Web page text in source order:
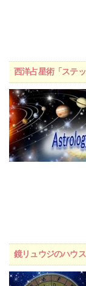
西洋占星術「ステ
鏡リュウジのハウ